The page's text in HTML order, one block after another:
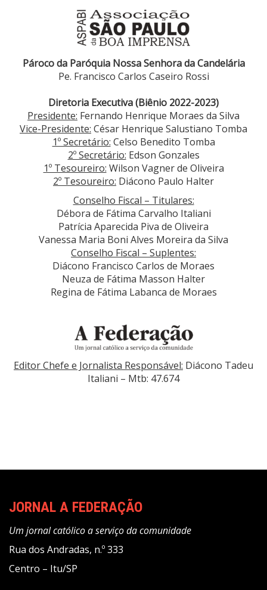
Pároco da Paróquia Nossa Senhora da Candelária
Pe. Francisco Carlos Caseiro Rossi
Diretoria Executiva (Biênio 2022-2023)
Presidente: Fernando Henrique Moraes da Silva
Vice-Presidente: César Henrique Salustiano Tomba
1º Secretário: Celso Benedito Tomba
2º Secretário: Edson Gonzales
1º Tesoureiro: Wilson Vagner de Oliveira
2º Tesoureiro: Diácono Paulo Halter
Conselho Fiscal – Titulares:
Débora de Fátima Carvalho Italiani
Patrícia Aparecida Piva de Oliveira
Vanessa Maria Boni Alves Moreira da Silva
Conselho Fiscal – Suplentes:
Diácono Francisco Carlos de Moraes
Neuza de Fátima Masson Halter
Regina de Fátima Labanca de Moraes
Editor Chefe e Jornalista Responsável: Diácono Tadeu
Italiani – Mtb: 47.674
JORNAL A FEDERAÇÃO
Um jornal católico a serviço da comunidade
Rua dos Andradas, n.º 333
Centro – Itu/SP